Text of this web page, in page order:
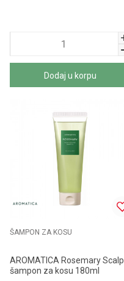
Dodaj u korpu
ŠAMPON ZA KOSU
AROMATICA Rosemary Scalp
šampon za kosu 180ml